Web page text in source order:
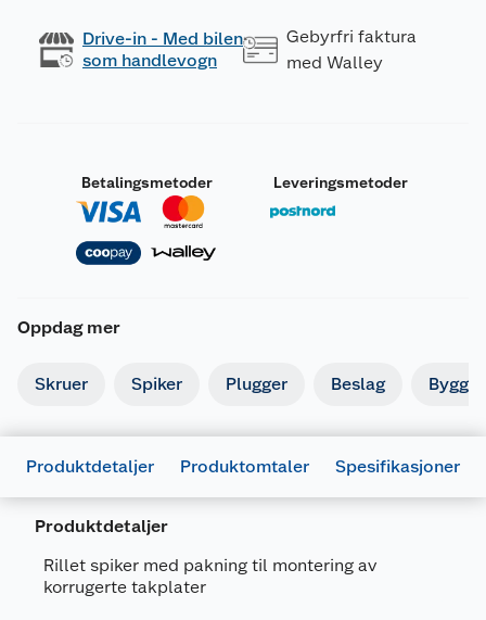
Drive-in - Med bilen
som handlevogn
Gebyrfri faktura
med Walley
Betalingsmetoder Leveringsmetoder
Oppdag mer
Skruer Spiker Plugger Beslag
Produktdetaljer Produktomtaler Spesifikasjoner
Produktdetaljer
Rillet spiker med pakning til montering av
korrugerte takplater
Generelt
Artikkelnummer